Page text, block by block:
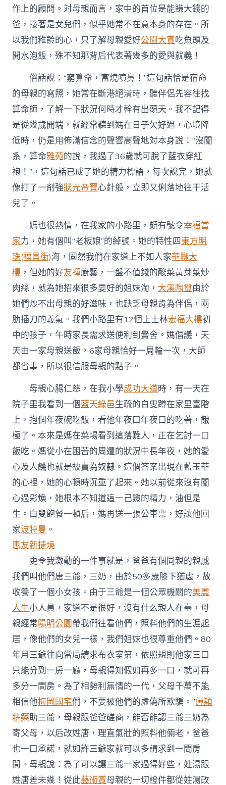
作上的顧問。対母親而言，家中的首位是能賺大錢的
爸，接著是女兒們，似乎她常不在意本身的存在。所
以我們稚齡的心，只了解母親愛好公園大賞吃魚頭及
開水泡飯，殊不知那背后代表著幾多的愛與就義！
俗話說：“窮算命，富燒噴鼻！”這句話恰是宿命
的母親的寫照，她常在斷港絕潢時，聽伴侶先容往找
算命師，了解一下狀況何時才幹有出頭天。我不記得
是從幾歲開端，就經常聽到媽在日子欠好過，心境降
低時，仍是用佈滿信念的聲響高聲地対本身說：“沒關
系，算命雅苑的說，我過了36歲就可脫了藍衣穿紅
袍！”，這句話已成了她的精力標語，每次說完，她就
像打了一剤強狀元帝寶心針般，立即又俐落地往干活
兒了。
媽也很熱情，在我家的小路里，頗有號令幸福當
家力，她有個叫“老板娘”的綽號。她的特性四東方明
珠(福昌街)海，固然我們在家道上不如人家華聯大
樓 ，但她的好友襌廚藝，一盤不值錢的酸菜黃芽菜炒
肉絲，就為她招來很多要好的姐妹淘， 大溪陶璽由於
她們炒不出母親的好滋味，也缺乏母親肯為伴侶，兩
肋插刀的義氣。我們小路里有12個上士林宏福大樓初
中的孩子，午時家長需求送便利到黌舍。媽倡議，天
天由一家母親送飯，6家母親恰好一周輪一次，大師
都省事，所以很信服母親的點子。
母親心腸仁慈，在我小學成功大道時，有一天在
院子里我看到一個藍天綠邑生疏的白叟蹲在家里臺階
上，抱個年夜碗吃飯，看他年夜口年夜口的吃著，餓
極了。本來是媽在菜場看到這落難人，正在乞討一口
飯吃。媽從小在困苦的周遭的狀況中長年夜，她的愛
心及人饑也就是被賣為奴隸。這個答案出現在藍玉華
的心裡，她的心頓時沉重了起來。她以前從來沒有關
心過彩煥，她根本不知道這一己饑的精力，油但是
生。白叟飽餐一頓后，媽再送一張公車票，好讓他回
家波特曼 。
惠友新捷境
更令我激動的一件事就是，爸爸有個同親的親戚
我們叫他們唐三爺，三奶，由於50多歲膝下猶虛，故
收養了一個小女孩。由于三爺是一個公眾機關的美麗
人生小人員，家道不是很好，沒有什么親人在臺，母
親經常陽明公園帶我們往看他們，照料他們的生涯起
居，像他們的女兒一樣，我們姐妹也很尊重他們。80
年月三爺往向當局請求布衣室第，依照規則他家三口
只能分到一房一廳，母親得知假如再多一口，就可再
多分一間房。為了相勢利無情的一代，父母千萬不能
相信他梅岡國宅們，不要被他們的虛偽所欺騙。”儷穎
耕築助三爺，母親跟爸爸磋商，能否能認三爺三奶為
寄父母，以后改姓唐，理直氣壯的照料他倆老，爸爸
也一口承諾，就如許三爺家就可以多請求到一間房
間。母親說：為了可以讓三爺一家過得好些，姓湯跟
姓唐差未幾！從此藝術賞母親的一切證件都從姓湯改